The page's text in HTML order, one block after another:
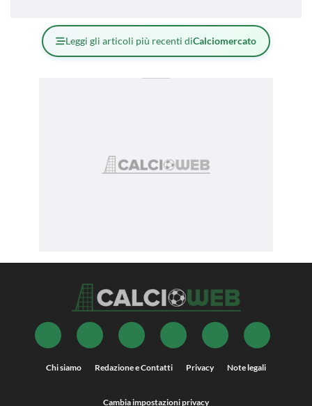
Leggi gli articoli più recenti diCalciomercato
Chi siamo Redazione e Contatti Privacy Note legali
Cambia impostazioni privacy